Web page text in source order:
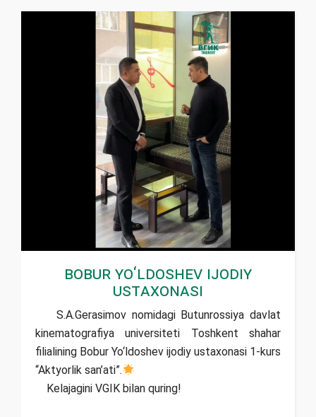
Bobur Yo‘ldoshev ijodiy
ustaxonasi
S.A.Gerasimov nomidagi Butunrossiya davlat
kinematografiya universiteti Toshkent shahar
filialining Bobur Yo‘ldoshev ijodiy ustaxonasi 1-kurs
“Aktyorlik san’ati”.
Kelajagini VGIK bilan quring!